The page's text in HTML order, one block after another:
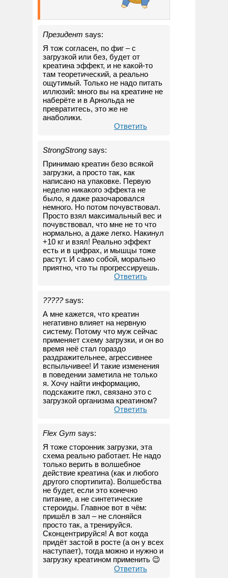
Президент says:
Я тож согласен, по фиг – с
загрузкой или без, будет от
креатина эффект, и не какой-то
там теоретический, а реально
ощутимый. Только не надо питать
иллюзий: много вы на креатине не
наберёте и в Арнольда не
превратитесь, это же не
анаболики.
Ответить
StrongStrong says:
Принимаю креатин безо всякой
загрузки, а просто так, как
написано на упаковке. Первую
неделю никакого эффекта не
было, я даже разочаровался
немного. Но потом почувствовал.
Просто взял максимальный вес и
почувствовал, что мне не то что
нормально, а даже легко. Накинул
+10 кг и взял! Реально эффект
есть и в цифрах, и мышцы тоже
растут. И само собой, морально
приятно, что ты прогрессируешь.
Ответить
????? says:
А мне кажется, что креатин
негативно влияет на нервную
систему. Потому что муж сейчас
применяет схему загрузки, и он во
время неё стал гораздо
раздражительнее, агрессивнее
вспыльчивее! И такие изменения
в поведении заметила не только
я. Хочу найти информацию,
подскажите пжл, связано это с
загрузкой организма креатином?
Ответить
Flex Gym says:
Я тоже сторонник загрузки, эта
схема реально работает. Не надо
только верить в волшебное
действие креатина (как и любого
другого спортипита). Волшебства
не будет, если это конечно
питание, а не синтетические
стероиды. Главное вот в чём:
пришёл в зал – не слоняйся
просто так, а тренируйся.
Сконцентрируйся! А вот когда
придёт застой в росте (а он у всех
наступает), тогда можно и нужно и
загрузку креатином применить 😉
Ответить